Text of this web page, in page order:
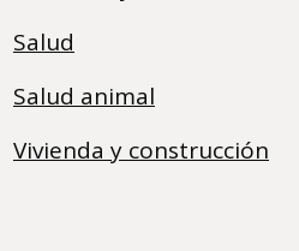
Salud
Salud animal
Vivienda y construcción